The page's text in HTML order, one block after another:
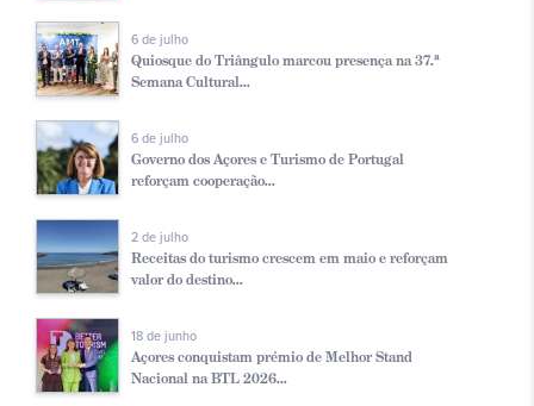
6 de julho
Quiosque do Triângulo marcou presença na 37.ª
Semana Cultural...
6 de julho
Governo dos Açores e Turismo de Portugal
reforçam cooperação...
2 de julho
Receitas do turismo crescem em maio e reforçam
valor do destino...
18 de junho
Açores conquistam prémio de Melhor Stand
Nacional na BTL 2026...